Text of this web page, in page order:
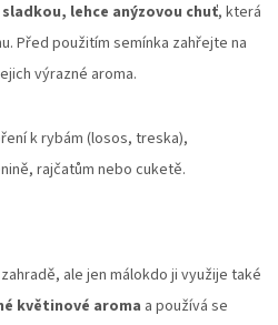
lehce anýzovou chuť, která
Před použitím semínka zahřejte na
výrazné aroma.
k rybám (losos, treska),
rajčatům nebo cuketě.
ale jen málokdo ji využije také
květinové aroma a používá se